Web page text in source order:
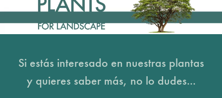
Si estás interesado en nuestras plantas
y quieres saber más, no lo dudes...